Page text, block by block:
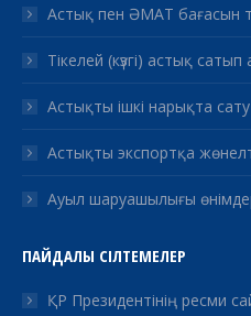
Астық пен ӘМАТ бағасын
Тікелей (күзгі) астық сатып
Астықты ішкі нарықта
Астықты экспортқа
Ауыл шаруашылығы
ПАЙДАЛЫ СІЛТЕМЕЛЕР
ҚР Президентінің ресми